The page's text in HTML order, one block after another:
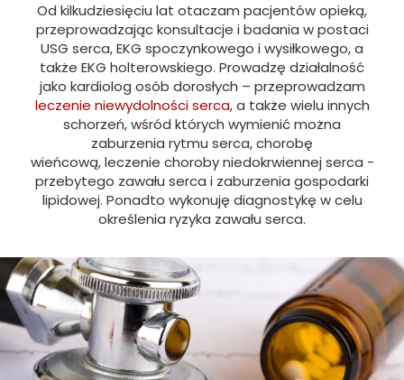
Od kilkudziesięciu lat otaczam pacjentów opieką,
przeprowadzając konsultacje i badania w postaci
USG serca, EKG spoczynkowego i wysiłkowego, a
także EKG holterowskiego. Prowadzę działalność
jako kardiolog osób dorosłych – przeprowadzam
leczenie niewydolności serca, a także wielu innych
schorzeń, wśród których wymienić można
zaburzenia rytmu serca, chorobę
wieńcową, leczenie choroby niedokrwiennej serca -
przebytego zawału serca i zaburzenia gospodarki
lipidowej. Ponadto wykonuję diagnostykę w celu
określenia ryzyka zawału serca.